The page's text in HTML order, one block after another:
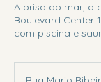
A brisa do mar, o
Boulevard Center
com piscina e